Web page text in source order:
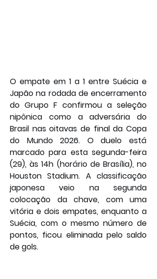
O empate em 1 a 1 entre Suécia e
Japão na rodada de encerramento
do Grupo F confirmou a seleção
nipônica como a adversária do
Brasil nas oitavas de final da Copa
do Mundo 2026. O duelo está
marcado para esta segunda-feira
(29), às 14h (horário de Brasília), no
Houston Stadium. A classificação
japonesa veio na segunda
colocação da chave, com uma
vitória e dois empates, enquanto a
Suécia, com o mesmo número de
pontos, ficou eliminada pelo saldo
de gols.